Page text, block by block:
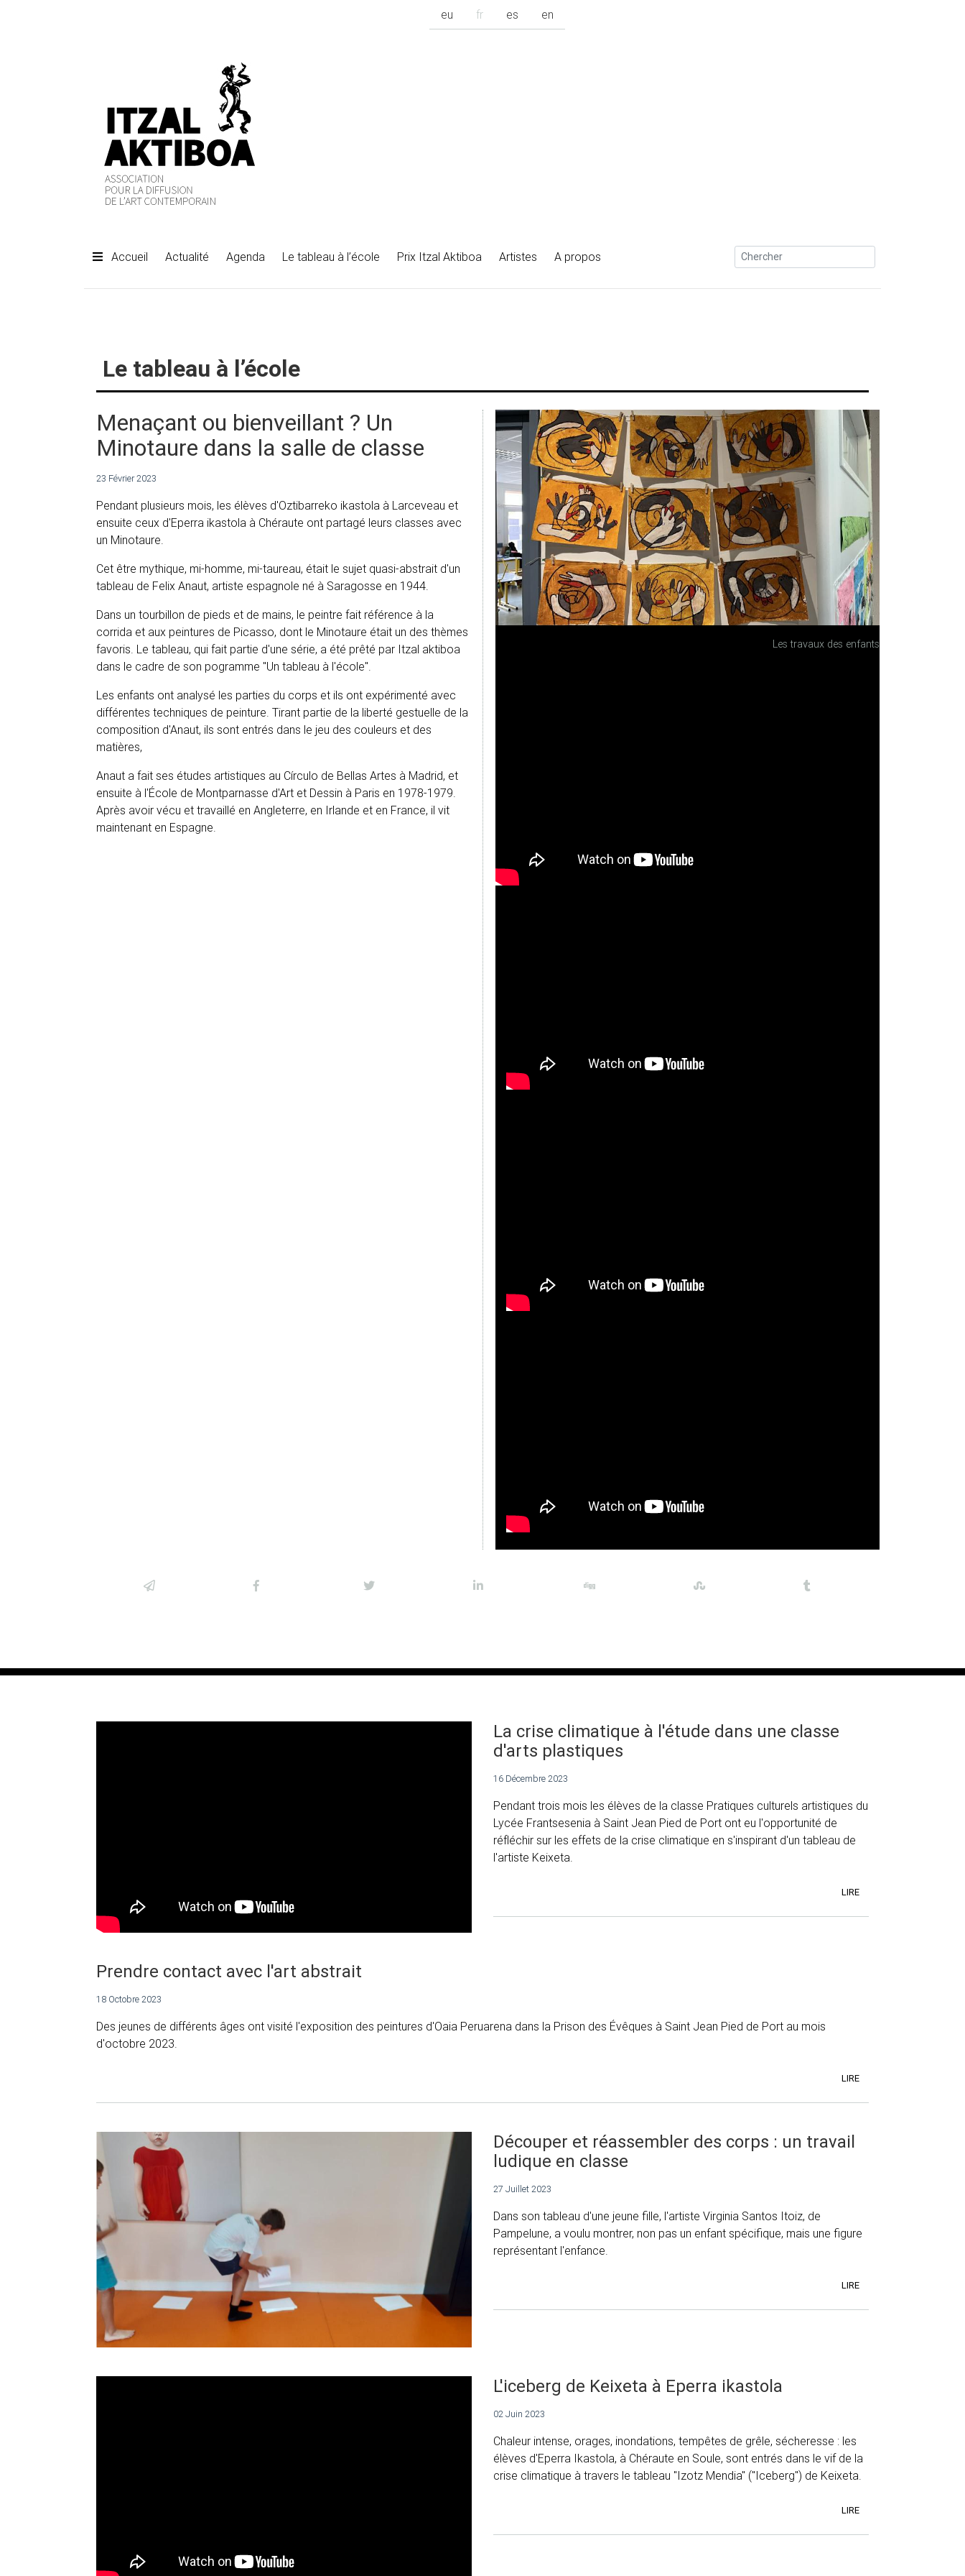
eu fr es en
Accueil Actualité Agenda Le tableau à l’école Prix Itzal Aktiboa Artistes A propos
Le tableau à l’école
Menaçant ou bienveillant ? Un
Minotaure dans la salle de classe
23 Février 2023
Pendant plusieurs mois, les élèves d'Oztibarreko ikastola à Larceveau et
ensuite ceux d'Eperra ikastola à Chéraute ont partagé leurs classes avec
un Minotaure.
Cet être mythique, mi-homme, mi-taureau, était le sujet quasi-abstrait d'un
tableau de Felix Anaut, artiste espagnole né à Saragosse en 1944.
Dans un tourbillon de pieds et de mains, le peintre fait référence à la
corrida et aux peintures de Picasso, dont le Minotaure était un des thèmes
favoris. Le tableau, qui fait partie d'une série, a été prêté par Itzal aktiboa
dans le cadre de son pogramme "Un tableau à l'école".
Les enfants ont analysé les parties du corps et ils ont expérimenté avec
différentes techniques de peinture. Tirant partie de la liberté gestuelle de la
composition d'Anaut, ils sont entrés dans le jeu des couleurs et des
matières,
Anaut a fait ses études artistiques au Círculo de Bellas Artes à Madrid, et
ensuite à l'École de Montparnasse d'Art et Dessin à Paris en 1978-1979.
Après avoir vécu et travaillé en Angleterre, en Irlande et en France, il vit
maintenant en Espagne.
Les travaux des enfants
La crise climatique à l'étude dans une classe
d'arts plastiques
16 Décembre 2023
Pendant trois mois les élèves de la classe Pratiques culturels artistiques du
Lycée Frantsesenia à Saint Jean Pied de Port ont eu l'opportunité de
réfléchir sur les effets de la crise climatique en s'inspirant d'un tableau de
l'artiste Keixeta.
LIRE
Prendre contact avec l'art abstrait
18 Octobre 2023
Des jeunes de différents âges ont visité l'exposition des peintures d'Oaia Peruarena dans la Prison des Évêques à Saint Jean Pied de Port au mois
d'octobre 2023.
LIRE
Découper et réassembler des corps : un travail
ludique en classe
27 Juillet 2023
Dans son tableau d'une jeune fille, l'artiste Virginia Santos Itoiz, de
Pampelune, a voulu montrer, non pas un enfant spécifique, mais une figure
représentant l'enfance.
LIRE
L'iceberg de Keixeta à Eperra ikastola
02 Juin 2023
Chaleur intense, orages, inondations, tempêtes de grêle, sécheresse : les
élèves d'Eperra Ikastola, à Chéraute en Soule, sont entrés dans le vif de la
crise climatique à travers le tableau "Izotz Mendia" ("Iceberg") de Keixeta.
LIRE